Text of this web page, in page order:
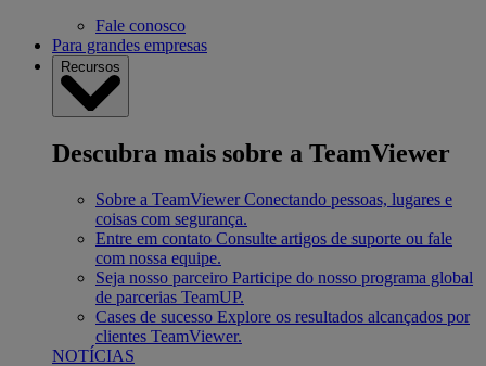
Fale conosco
Para grandes empresas
Recursos
Descubra mais sobre a TeamViewer
Sobre a TeamViewer Conectando pessoas, lugares e
coisas com segurança.
Entre em contato Consulte artigos de suporte ou fale
com nossa equipe.
Seja nosso parceiro Participe do nosso programa global
de parcerias TeamUP.
Cases de sucesso Explore os resultados alcançados por
clientes TeamViewer.
NOTÍCIAS